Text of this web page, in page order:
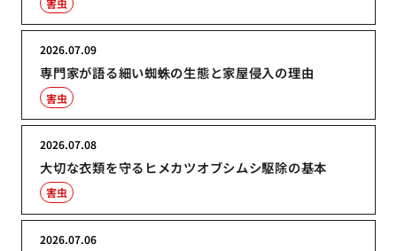
害虫
専門家が語る細い蜘蛛の生態と家屋侵入の理由
2026.07.09
害虫
大切な衣類を守るヒメカツオブシムシ駆除の基本
2026.07.08
害虫
2026.07.06